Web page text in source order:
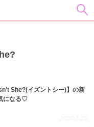
She?(イズントシー)】の新
になる♡